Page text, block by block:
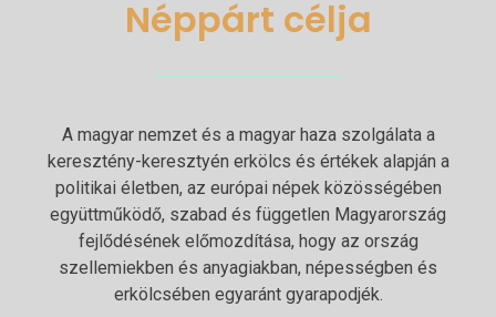
Néppárt célja
A magyar nemzet és a magyar haza szolgálata a
keresztény-keresztyén erkölcs és értékek alapján a
politikai életben, az európai népek közösségében
együttműködő, szabad és független Magyarország
fejlődésének előmozdítása, hogy az ország
szellemiekben és anyagiakban, népességben és
erkölcsében egyaránt gyarapodjék.